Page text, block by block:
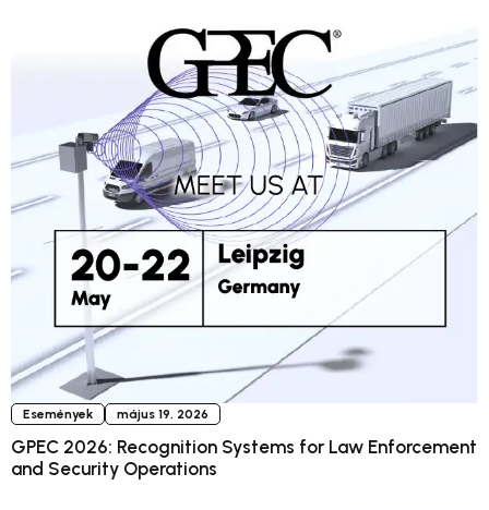
Események május 19, 2026
GPEC 2026: Recognition Systems for Law Enforcement
and Security Operations